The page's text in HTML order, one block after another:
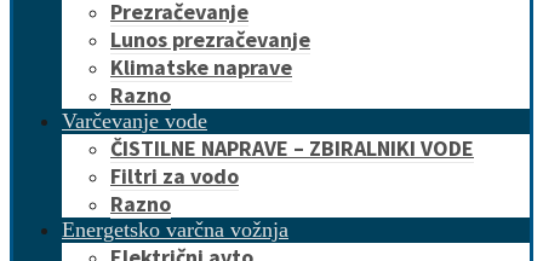
Prezračevanje
Lunos prezračevanje
Klimatske naprave
Razno
Varčevanje vode
ČISTILNE NAPRAVE – ZBIRALNIKI VODE
Filtri za vodo
Razno
Energetsko varčna vožnja